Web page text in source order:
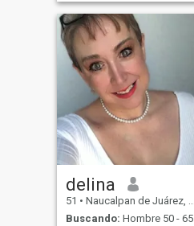
delina
51 • Naucalpan de Juárez, México, México
Buscando: Hombre 50 - 65